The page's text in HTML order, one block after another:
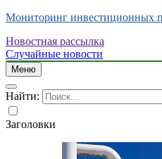
Мониторинг инвестиционных
Новостная рассылка
Случайные новости
Меню
Найти:
Заголовки